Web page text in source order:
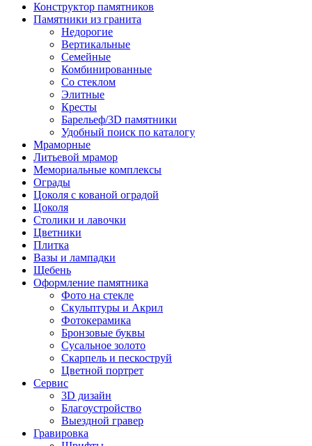
Конструктор памятников
Памятники из гранита
Недорогие
Вертикальные
Семейные
Комбинированные
Со стеклом
Элитные
Кресты
Барельеф/3D памятники
Удобный поиск по каталогу
Мраморные
Литьевой мрамор
Мемориальные комплексы
Ограды
Цоколя с кованой оградой
Цоколя
Столики и лавочки
Цветники
Плитка
Вазы и лампадки
Щебень
Оформление памятника
Фото на стекле
Скульптуры и Акрил
Фотокерамика
Бронзовые буквы
Сусальное золото
Скарпель и пескоструй
Цветной портрет
Сервис
3D дизайн
Благоустройство
Выездной гравер
Гравировка